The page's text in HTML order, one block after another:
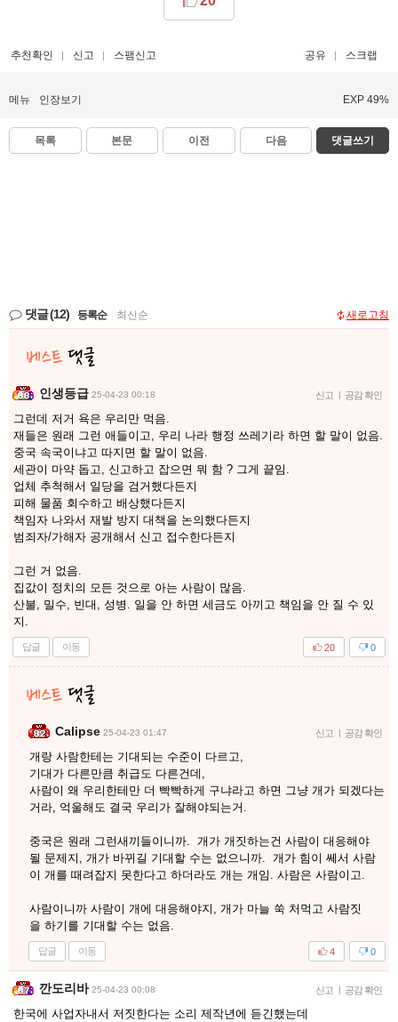
추천확인 신고 스팸신고 공유 스크랩
메뉴 인장보기 EXP 49%
목록 본문 이전 다음 댓글쓰기
댓글(12) 등록순 최신순 새로고침
인생등급 25-04-23 00:18 신고 공감 확인
그런데 저거 욕은 우리만 먹음.
재들은 원래 그런 애들이고, 우리 나라 행정 쓰레기라 하면 할 말이 없음.
중국 속국이냐고 따지면 할 말이 없음.
세관이 마약 돕고, 신고하고 잡으면 뭐 함 ? 그게 끝임.
업체 추척해서 일당을 검거했다든지
피해 물품 회수하고 배상했다든지
책임자 나와서 재발 방지 대책을 논의했다든지
범죄자/가해자 공개해서 신고 접수한다든지
그런 거 없음.
집값이 정치의 모든 것으로 아는 사람이 많음.
산불, 밀수, 빈대, 성병. 일을 안 하면 세금도 아끼고 책임을 안 질 수 있
지.
답글 이동 0
20
Calipse 25-04-23 01:47 신고 공감 확인
개랑 사람한테는 기대되는 수준이 다르고,
기대가 다른만큼 취급도 다른건데,
사람이 왜 우리한테만 더 빡빡하게 구냐라고 하면 그냥 개가 되겠다는
거라, 억울해도 결국 우리가 잘해야되는거.
중국은 원래 그런새끼들이니까. 개가 개짓하는건 사람이 대응해야
될 문제지, 개가 바뀌길 기대할 수는 없으니까. 개가 힘이 쎄서 사람
이 개를 때려잡지 못한다고 하더라도 개는 개임. 사람은 사람이고.
사람이니까 사람이 개에 대응해야지, 개가 마늘 쑥 처먹고 사람짓
을 하기를 기대할 수는 없음.
답글 이동 0
4
깐도리바 25-04-23 00:08 신고 공감 확인
한국에 사업자내서 저짓한다는 소리 제작년에 듣긴했는데